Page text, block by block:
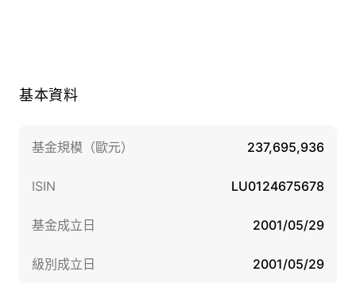
基本資料
基金規模（歐元） 237,695,936
ISIN LU0124675678
基金成立日 2001/05/29
級別成立日 2001/05/29